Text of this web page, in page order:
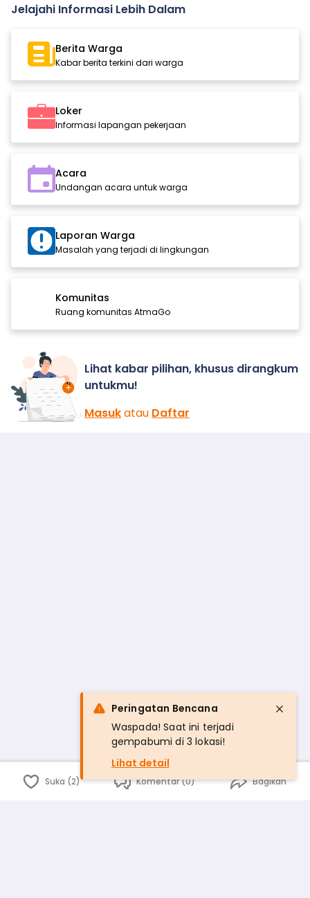
Jelajahi Informasi Lebih Dalam
Berita Warga
Kabar berita terkini dari warga
Loker
Informasi lapangan pekerjaan
Acara
Undangan acara untuk warga
Laporan Warga
Masalah yang terjadi di lingkungan
Komunitas
Ruang komunitas AtmaGo
Lihat kabar pilihan, khusus dirangkum
untukmu!
Masukatau Daftar
Suka (2) Komentar (0) Bagikan
Peringatan Bencana
Waspada! Saat ini terjadi
gempabumi di 3 lokasi!
Lihat detail